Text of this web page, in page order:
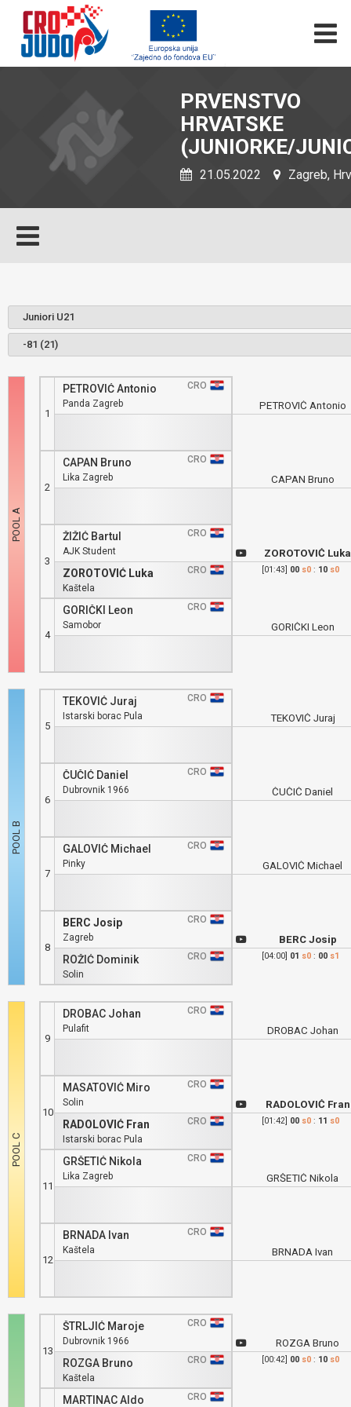
PRVENSTVO
HRVATSKE
(JUNIORKE/
21.05.2022 Zagreb,
1
PETROVIĆ Antonio
CRO
Panda Zagreb
2
CAPAN Bruno
CRO
Lika Zagreb
3
ŽIŽIĆ Bartul
CRO
AJK Student
ZOROTOVIĆ Luka
CRO
Kaštela
4
GORIČKI Leon
CRO
Samobor
PETROVIĆ Antonio
CAPAN Bruno
ZOROTOVIĆ Luka
[01:43] 00 s0 : 10 s0
GORIČKI Leon
5
TEKOVIĆ Juraj
CRO
Istarski borac Pula
6
ČUČIĆ Daniel
CRO
Dubrovnik 1966
7
GALOVIĆ Michael
CRO
Pinky
8
BERC Josip
CRO
Zagreb
ROŽIĆ Dominik
CRO
Solin
TEKOVIĆ Juraj
ČUČIĆ Daniel
GALOVIĆ Michael
BERC Josip
[04:00] 01 s0 : 00 s1
9
DROBAC Johan
CRO
Pulafit
10
MASATOVIĆ Miro
CRO
Solin
RADOLOVIĆ Fran
CRO
Istarski borac Pula
11
GRŠETIĆ Nikola
CRO
Lika Zagreb
12
BRNADA Ivan
CRO
Kaštela
DROBAC Johan
RADOLOVIĆ Fran
[01:42] 00 s0 : 11 s0
GRŠETIĆ Nikola
BRNADA Ivan
13
ŠTRLJIĆ Maroje
CRO
Dubrovnik 1966
ROZGA Bruno
CRO
Kaštela
MARTINAC Aldo CRO
ROZGA Bruno
[00:42] 00 s0 : 10 s0